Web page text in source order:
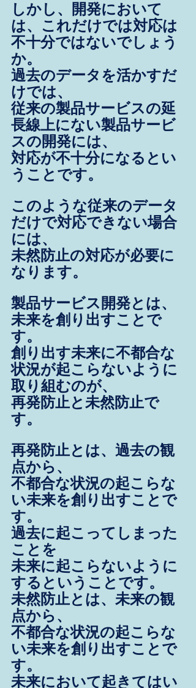
しかし、開発において
は、これだけでは対応は
不十分ではないでしょう
か。
過去のデータを活かすだ
けでは、
従来の製品サービスの延
長線上にない製品サービ
スの開発には、
対応が不十分になるとい
うことです。
このような従来のデータ
だけで対応できない場合
には、
未然防止の対応が必要に
なります。
製品サービス開発とは、
未来を創り出すことで
す。
創り出す未来に不都合な
状況が起こらないように
取り組むのが、
再発防止と未然防止で
す。
再発防止とは、過去の観
点から、
不都合な状況の起こらな
い未来を創り出すことで
す。
過去に起こってしまった
ことを
未来に起こらないように
するということです。
未然防止とは、未来の観
点から、
不都合な状況の起こらな
い未来を創り出すことで
す。
未来において起きてはい